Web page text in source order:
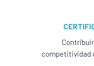
competitividad